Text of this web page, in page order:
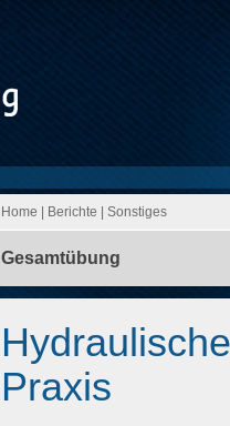
Home Berichte Sonstiges
Gesamtübung
Praxis